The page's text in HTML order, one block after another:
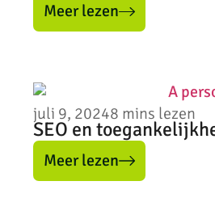
Meer lezen
juli 9, 20248 mins lezen
SEO en
Meer lezen